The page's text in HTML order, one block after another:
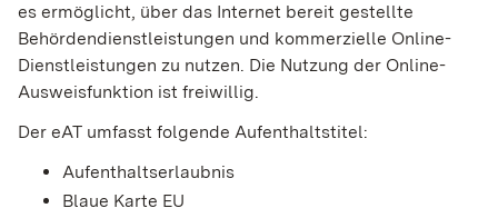
es ermöglicht, über das Internet bereit gestellte
Behördendienstleistungen und kommerzielle Online-
Dienstleistungen zu nutzen. Die Nutzung der Online-
Ausweisfunktion ist freiwillig.
Der eAT umfasst folgende Aufenthaltstitel:
Aufenthaltserlaubnis
Blaue Karte EU